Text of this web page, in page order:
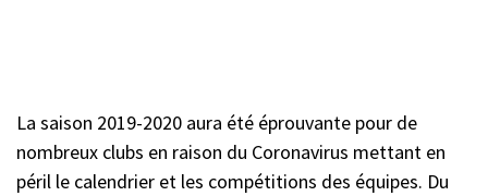
La saison 2019-2020 aura été éprouvante pour de
nombreux clubs en raison du Coronavirus mettant en
péril le calendrier et les compétitions des équipes. Du